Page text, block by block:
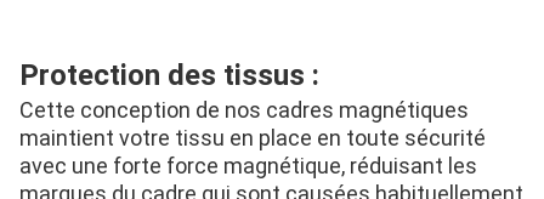
Protection des tissus :
Cette conception de nos cadres magnétiques
maintient votre tissu en place en toute sécurité
avec une forte force magnétique, réduisant les
marques du cadre qui sont causées habituellement